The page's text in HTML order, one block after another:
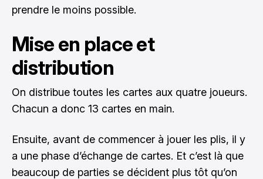
prendre le moins possible.
Mise en place et
distribution
On distribue toutes les cartes aux quatre joueurs.
Chacun a donc 13 cartes en main.
Ensuite, avant de commencer à jouer les plis, il y
a une phase d’échange de cartes. Et c’est là que
beaucoup de parties se décident plus tôt qu’on